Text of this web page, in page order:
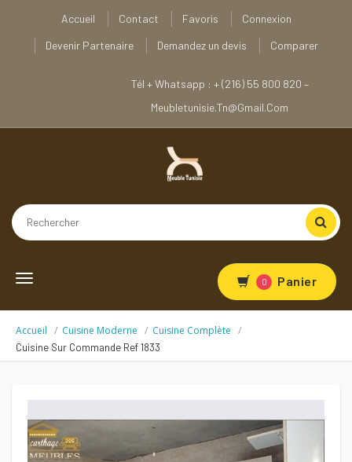
Accueil Contact Favoris
Connexion
Devenir Partenaire
Demandez un devis Comparer
Tél + Whatsapp : + (216) 55 800 820 –
Meubletunisie.tn@gmail.com
Toggle
0 Panier
Accueil Cuisine Moderne Cuisine Complète
Cuisine Sur Commande Ref 1833